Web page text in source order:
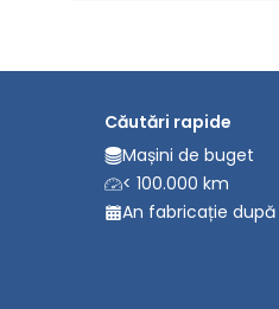
Căutări rapide
Mașini de buget
< 100.000 km
An fabricație după